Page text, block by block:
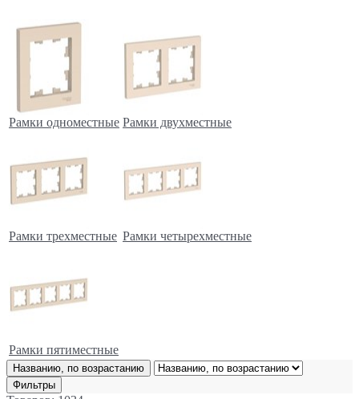
Рамки одноместные Рамки двухместные
Рамки трехместные Рамки четырехместные
Рамки пятиместные
Названию, по возрастанию
Фильтры